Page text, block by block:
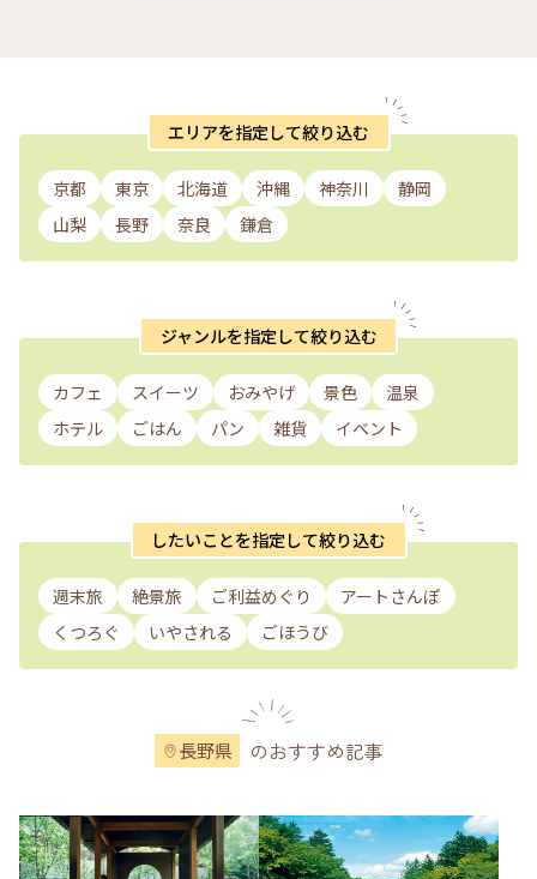
エリアを指定して絞り込む
京都 東京 北海道 沖縄 神奈川
静岡
山梨
長野 奈良 鎌倉
ジャンルを指定して絞り込む
カフェ スイーツ おみやげ 景色
温泉
ホテル
ごはん パン 雑貨 イベント
したいことを指定して絞り込む
週末旅 絶景旅 ご利益めぐり
アートさんぽ
くつろぐ
いやされる ごほうび
長野県 のおすすめ記事